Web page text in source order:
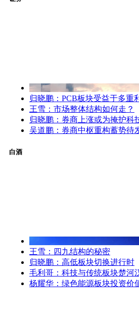
归晓鹏：PCB板块受益于多重
王雪：市场整体结构如何走？
归晓鹏：券商上涨或为掩护科
吴道鹏：券商中枢重构蓄势待
白酒
王雪：四九结构的秘密
归晓鹏：高低板块切换进行时
毛利哥：科技与传统板块楚河
杨耀华：绿色能源板块投资价